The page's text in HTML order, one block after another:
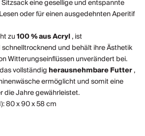
eine gesellige und entspannte
oder für einen ausgedehnten Aperitif
zu100 % aus Acryl, ist
schnelltrocknend und behält ihre Ästhetik
Witterungseinflüssen unverändert bei.
vollständigherausnehmbareFutter,
ermöglicht und somit eine
die Jahre gewährleistet.
80 x 90 x 58 cm